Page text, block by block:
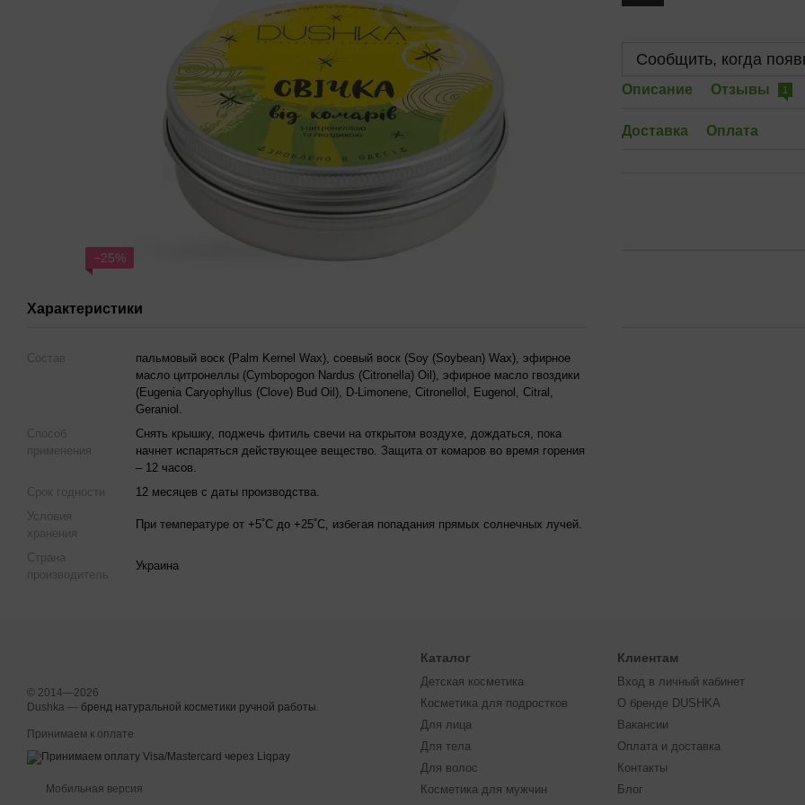
−25%
Характеристики
Состав
пальмовый воск (Palm Kernel Wax), соевый воск (Soy (Soybean) Wax), эфирное
масло цитронеллы (Cymbopogon Nardus (Citronella) Oil), эфирное масло гвоздики
(Eugenia Caryophyllus (Clove) Bud Oil), D-Limonene, Citronellol, Eugenol, Citral,
Geraniol.
Способ
применения
Снять крышку, поджечь фитиль свечи на открытом воздухе, дождаться, пока
начнет испаряться действующее вещество. Защита от комаров во время горения
– 12 часов.
Срок годности
12 месяцев с даты производства.
Условия
хранения
При температуре от +5˚С до +25˚С, избегая попадания прямых солнечных лучей.
Страна
производитель
Украина
Сообщить, когда
Описание Отзывы 1
Доставка Оплата
© 2014—2026
Dushka — бренд натуральной косметики ручной работы.
Принимаем к оплате
Мобильная версия
Каталог
Детская косметика
Косметика для подростков
Для лица
Для тела
Для волос
Косметика для мужчин
Клиентам
Вход в личный кабинет
О бренде DUSHKA
Вакансии
Оплата и доставка
Контакты
Блог